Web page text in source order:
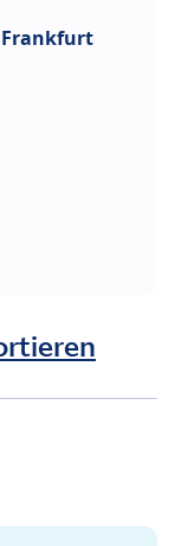
Frankfurt